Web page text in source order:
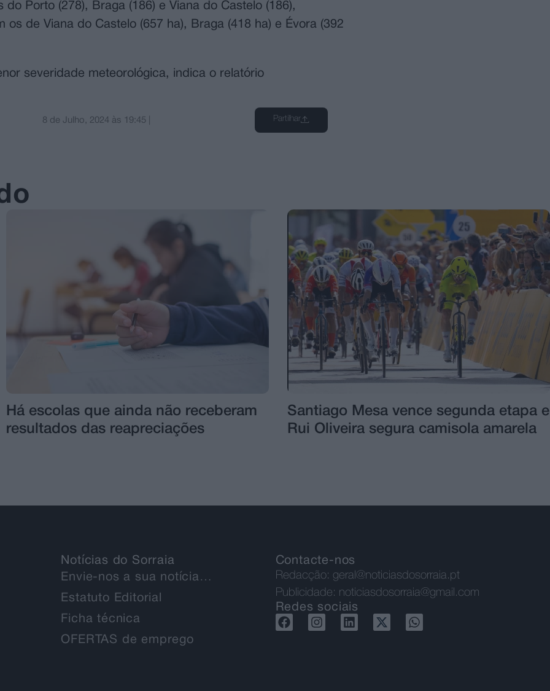
Porto (278), Braga (186) e Viana do Castelo (186),
de Viana do Castelo (657 ha), Braga (418 ha) e Évora (392
severidade meteorológica, indica o relatório
8 de Julho, 2024 às 19:45 Partilhar
Há escolas que ainda não receberam
resultados das reapreciações
Santiago Mesa vence segunda etapa e
Rui Oliveira segura camisola amarela
Notícias do Sorraia
Envie-nos a sua notícia…
Estatuto Editorial
Ficha técnica
OFERTAS de emprego
Contacte-nos
Redacção: geral@noticiasdosorraia.pt
Publicidade: noticiasdosorraia@gmail.com
Redes sociais